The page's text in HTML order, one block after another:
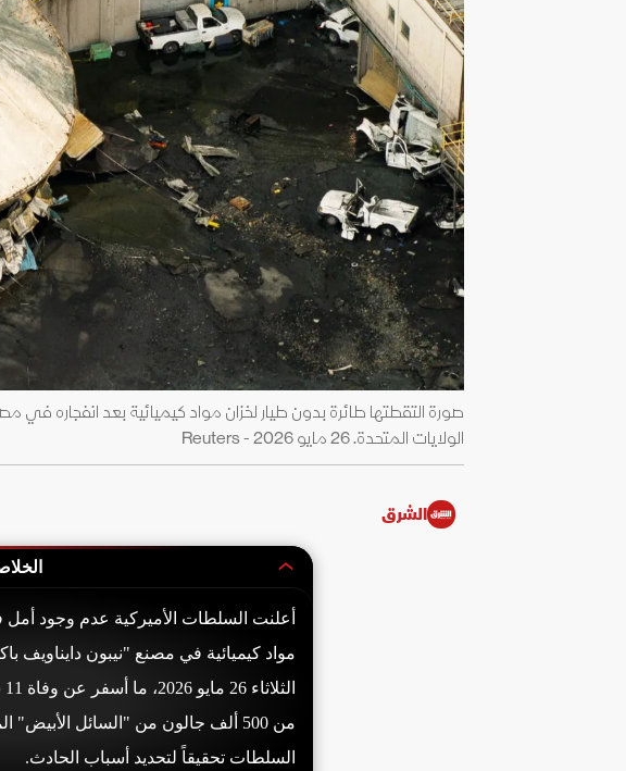
صورة التقطتها طائرة بدون طيار لخزان مواد كيميائية بعد انفجاره
الولايات المتحدة. 26 مايو 2026 - Reuters
الشرق
أعلنت السلطات الأميركية عدم وجود أمل
مواد كيميائية في مصنع "نيبون دايناويف
من 500 ألف جالون من "السائل
السلطات تحقيقاً لتحديد أسباب الحادث.